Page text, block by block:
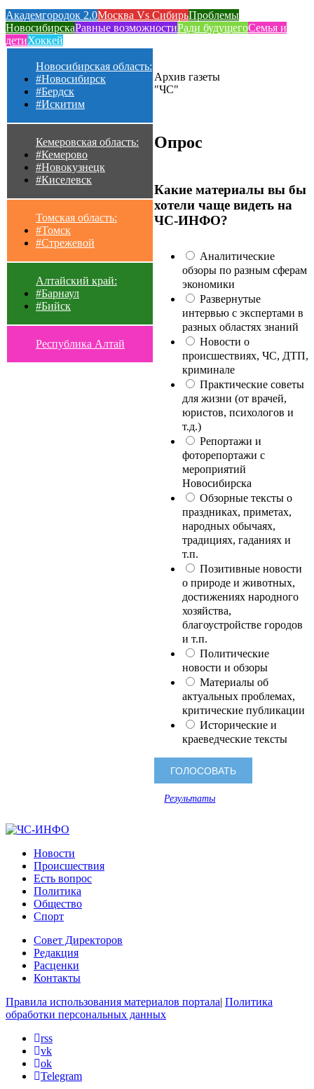
Академгородок 2.0Москва Vs СибирьПроблемы
НовосибирскаРавные возможностиРади будущегоСемья и
детиХоккей
Новосибирская область:
#Новосибирск
#Бердск
#Искитим
Кемеровская область:
#Кемерово
#Новокузнецк
#Киселевск
Томская область:
#Томск
#Стрежевой
Алтайский край:
#Барнаул
#Бийск
Республика Алтай
Архив газеты
"ЧС"
Опрос
Какие материалы вы бы
хотели чаще видеть на
ЧС-ИНФО?
Аналитические
обзоры по разным сферам
экономики
Развернутые
интервью с экспертами в
разных областях знаний
Новости о
происшествиях, ЧС, ДТП,
криминале
Практические советы
для жизни (от врачей,
юристов, психологов и
т.д.)
Репортажи и
фоторепортажи с
мероприятий
Новосибирска
Обзорные тексты о
праздниках, приметах,
народных обычаях,
традициях, гаданиях и
т.п.
Позитивные новости
о природе и животных,
достижениях народного
хозяйства,
благоустройстве городов
и т.п.
Политические
новости и обзоры
Материалы об
актуальных проблемах,
критические публикации
Исторические и
краеведческие тексты
Результаты
Новости
Происшествия
Есть вопрос
Политика
Общество
Спорт
Совет Директоров
Редакция
Расценки
Контакты
Правила использования материалов портала| Политика
обработки персональных данных
rss
vk
ok
Telegram